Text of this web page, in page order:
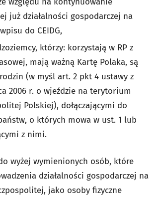
już działalności gospodarczej na
do CEIDG,
którzy: korzystają w RP z
mają ważną Kartę Polaka, są
(w myśl art. 2 pkt 4 ustawy z
2006 r. o wjeździe na terytorium
Polskiej), dołączającymi do
o których mowa w ust. 1 lub
z nimi.
wyżej wymienionych osób, które
działalności gospodarczej na
jako osoby fizyczne